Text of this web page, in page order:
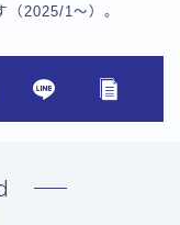
（2025/1〜）。